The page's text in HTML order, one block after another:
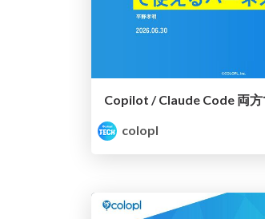
colopl